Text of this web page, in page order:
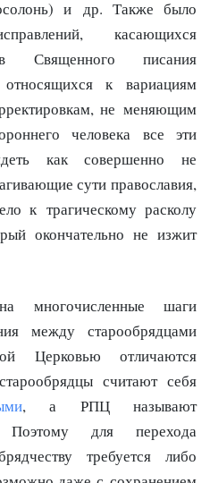
и др. Также было
касающихся
Священного писания
к вариациям
не меняющим
человека все эти
как совершенно не
сути православия,
к трагическому расколу
окончательно не изжит
многочисленные шаги
между старообрядцами
Церковью отличаются
считают себя
, а РПЦ называют
Поэтому для перехода
требуется либо